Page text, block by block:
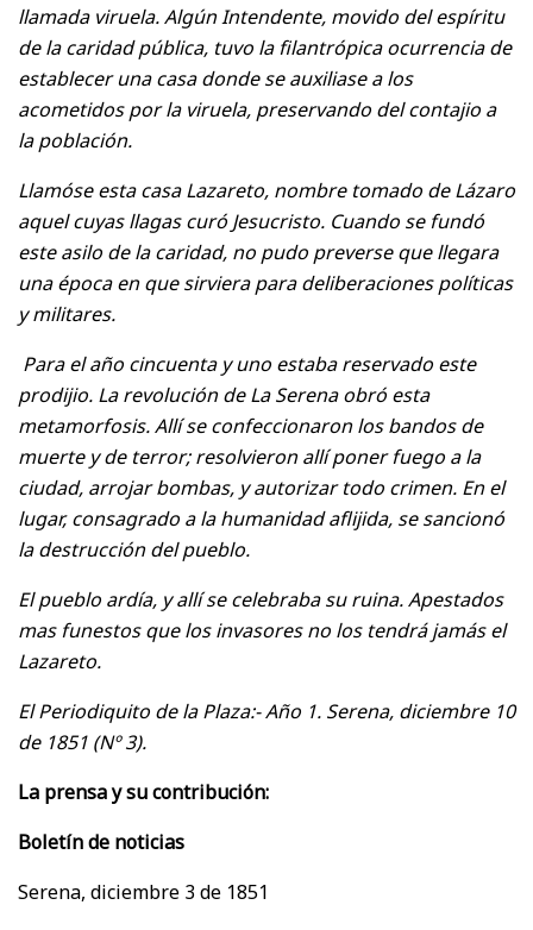
llamada viruela. Algún Intendente, movido del espíritu
de la caridad pública, tuvo la filantrópica ocurrencia de
establecer una casa donde se auxiliase a los
acometidos por la viruela, preservando del contajio a
la población.
Llamóse esta casa Lazareto, nombre tomado de Lázaro
aquel cuyas llagas curó Jesucristo. Cuando se fundó
este asilo de la caridad, no pudo preverse que llegara
una época en que sirviera para deliberaciones políticas
y militares.
Para el año cincuenta y uno estaba reservado este
prodijio. La revolución de La Serena obró esta
metamorfosis. Allí se confeccionaron los bandos de
muerte y de terror; resolvieron allí poner fuego a la
ciudad, arrojar bombas, y autorizar todo crimen. En el
lugar, consagrado a la humanidad aflijida, se sancionó
la destrucción del pueblo.
El pueblo ardía, y allí se celebraba su ruina. Apestados
mas funestos que los invasores no los tendrá jamás el
Lazareto.
El Periodiquito de la Plaza:- Año 1. Serena, diciembre 10
de 1851 (Nº 3).
La prensa y su contribución:
Boletín de noticias
Serena, diciembre 3 de 1851